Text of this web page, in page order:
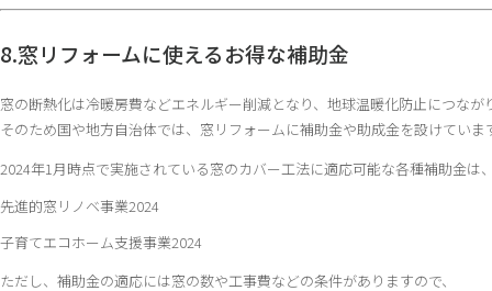
8.窓リフォームに使えるお得な補助金
窓の断熱化は冷暖房費などエネルギー削減となり、地球温暖化防止につなが
そのため国や地方自治体では、窓リフォームに補助金や助成金を設けていま
2024年1月時点で実施されている窓のカバー工法に適応可能な各種補助金は
先進的窓リノベ事業2024
子育てエコホーム支援事業2024
ただし、補助金の適応には窓の数や工事費などの条件がありますので、